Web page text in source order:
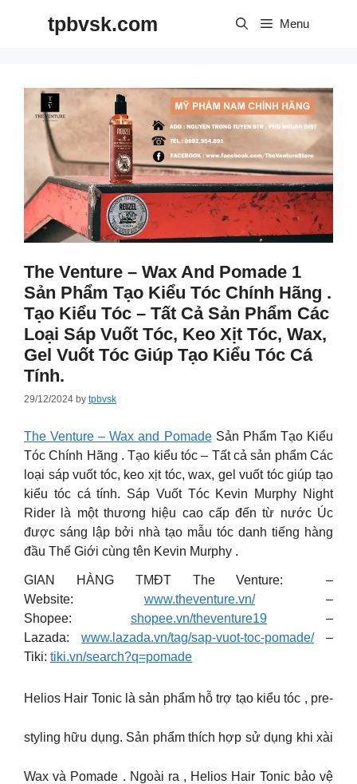
tpbvsk.com Menu
The Venture – Wax And Pomade 1
Sản Phẩm Tạo Kiểu Tóc Chính Hãng .
Tạo Kiểu Tóc – Tất Cả Sản Phẩm Các
Loại Sáp Vuốt Tóc, Keo Xịt Tóc, Wax,
Gel Vuốt Tóc Giúp Tạo Kiểu Tóc Cá
Tính.
29/12/2024 by tpbvsk
The Venture – Wax and PomadeSản Phẩm Tạo Kiểu
Tóc Chính Hãng . Tạo kiểu tóc – Tất cả sản phẩm Các
loại sáp vuốt tóc, keo xịt tóc, wax, gel vuốt tóc giúp tạo
kiểu tóc cá tính. Sáp Vuốt Tóc Kevin Murphy Night
Rider là một thương hiệu cao cấp đến từ nước Úc
được sáng lập bởi nhà tạo mẫu tóc danh tiếng hàng
đầu Thế Giới cùng tên Kevin Murphy .
GIAN HÀNG TMĐT The Venture: –
Website: www.theventure.vn/–
Shopee: shopee.vn/theventure19 –
Lazada: www.lazada.vn/tag/sap-vuot-toc-pomade/–
Tiki: tiki.vn/search?q=pomade
Helios Hair Tonic là sản phẩm hỗ trợ tạo kiểu tóc , pre-
styling hữu dụng. Sản phẩm thích hợp sử dụng khi xài
Wax và Pomade . Ngoài ra , Helios Hair Tonic bảo vệ